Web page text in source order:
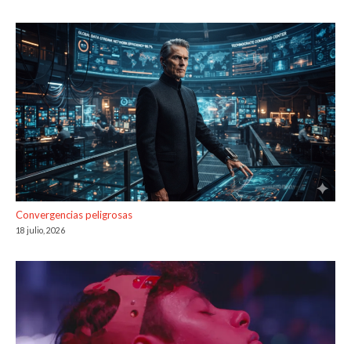
Convergencias peligrosas
18 julio, 2026